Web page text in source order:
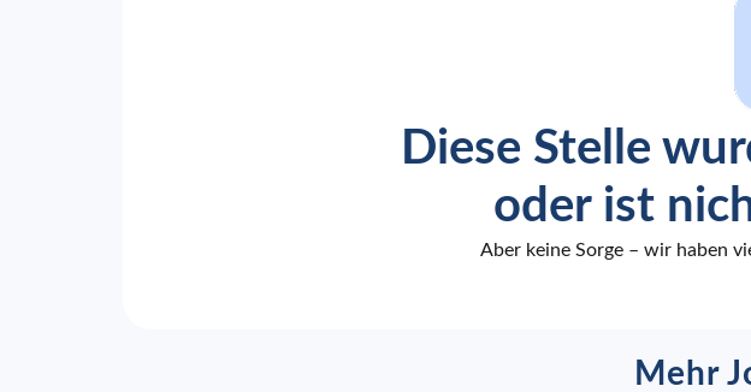
Diese Stelle
oder ist
Aber keine Sorge – wir haben
Mehr